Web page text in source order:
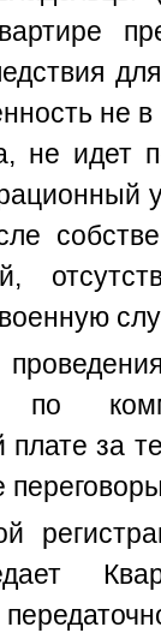
не в
не идет
по
плате за